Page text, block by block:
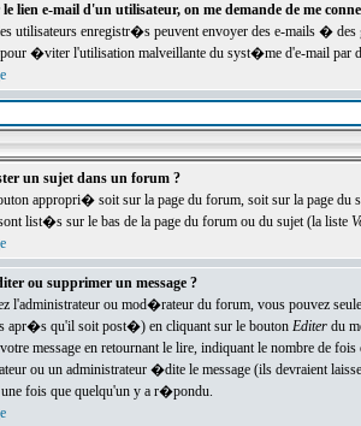
lien e-mail d'un utilisateur, on me demande de me
utilisateurs enregistr�s peuvent envoyer des e-mails �
�viter l'utilisation malveillante du syst�me d'e-mail par
un sujet dans un forum ?
appropri� soit sur la page du forum, soit sur la page du
list�s sur le bas de la page du forum ou du sujet (la liste
ou supprimer un message ?
l'administrateur ou mod�rateur du forum, vous pouvez
apr�s qu'il soit post�) en cliquant sur le bouton Editerdu
votre message en retournant le lire, indiquant le nombre
ou un administrateur �dite le message (ils devraient
une fois que quelqu'un y a r�pondu.